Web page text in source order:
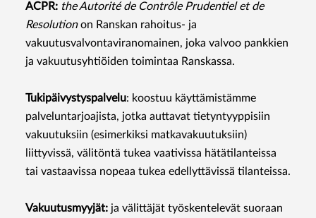
ACPR: the Autorité de Contrôle Prudentiel et de
Resolutionon Ranskan rahoitus- ja
vakuutusvalvontaviranomainen, joka valvoo pankkien
ja vakuutusyhtiöiden toimintaa Ranskassa.
Tukipäivystyspalvelu: koostuu käyttämistämme
palveluntarjoajista, jotka auttavat tietyntyyppisiin
vakuutuksiin (esimerkiksi matkavakuutuksiin)
liittyvissä, välitöntä tukea vaativissa hätätilanteissa
tai vastaavissa nopeaa tukea edellyttävissä tilanteissa.
Vakuutusmyyjät: ja välittäjät työskentelevät suoraan